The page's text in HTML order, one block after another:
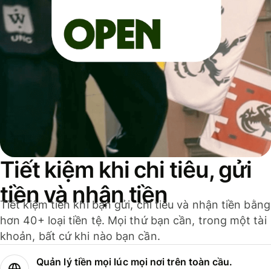
Tiết kiệm khi chi tiêu, gửi
tiền và nhận tiền
Tiết kiệm tiền khi bạn gửi, chi tiêu và nhận tiền bằng
hơn 40+ loại tiền tệ. Mọi thứ bạn cần, trong một tài
khoản, bất cứ khi nào bạn cần.
Quản lý tiền mọi lúc mọi nơi trên toàn cầu.